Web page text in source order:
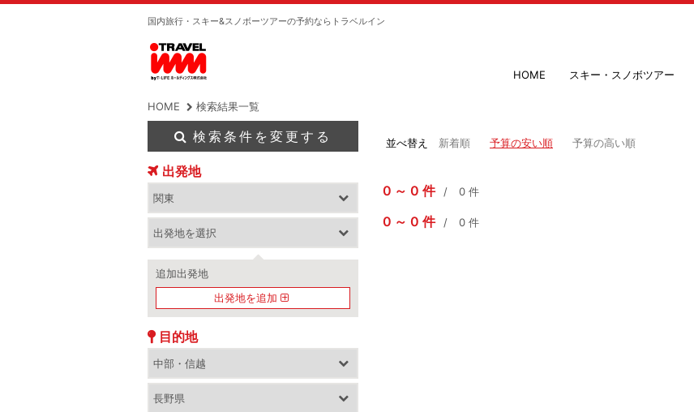
国内旅行・スキー&スノボーツアーの予約ならトラベルイン
HOME スキー・スノボツアー
HOME 検索結果一覧
並べ替え 新着順 予算の安い順 予算の高い順
0 0 件 0 件
0 0 件 0 件
検索条件を変更する
出発地
追加出発地
出発地を追加
目的地